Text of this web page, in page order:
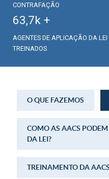
CONTRAFAÇÃO
63,7k +
AGENTES DE APLICAÇÃO DA LEI
TREINADOS
O QUE FAZEMOS
COMO AS AACS
DA LEI?
TREINAMENTO DA AACS